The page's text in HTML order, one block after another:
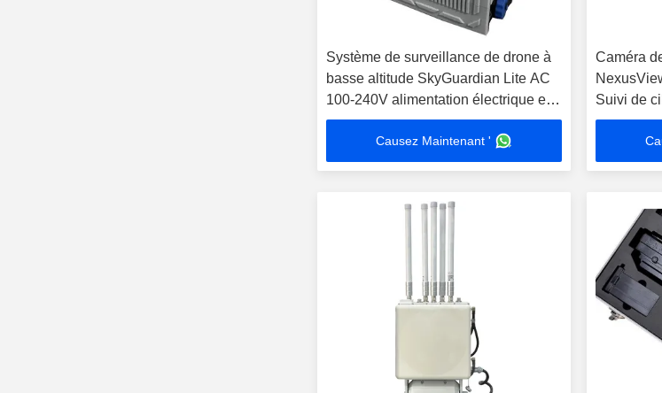
Système de surveillance de drone à
basse altitude SkyGuardian Lite AC
100-240V alimentation électrique et
modes de brouillage avancés
Causez Maintenant '
Caméra
Suivi de